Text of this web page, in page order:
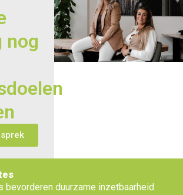
nog
bevorderen duurzame inzetbaarheid